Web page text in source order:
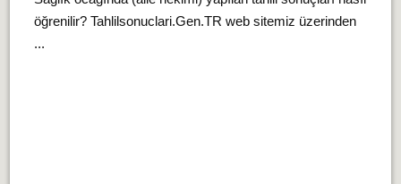
öğrenilir? Tahlilsonuclari.Gen.TR web sitemiz üzerinden
...